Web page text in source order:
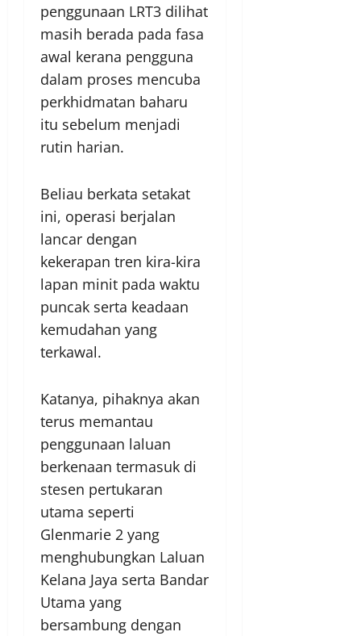
penggunaan LRT3 dilihat
masih berada pada fasa
awal kerana pengguna
dalam proses mencuba
perkhidmatan baharu
itu sebelum menjadi
rutin harian.
Beliau berkata setakat
ini, operasi berjalan
lancar dengan
kekerapan tren kira-kira
lapan minit pada waktu
puncak serta keadaan
kemudahan yang
terkawal.
Katanya, pihaknya akan
terus memantau
penggunaan laluan
berkenaan termasuk di
stesen pertukaran
utama seperti
Glenmarie 2 yang
menghubungkan Laluan
Kelana Jaya serta Bandar
Utama yang
bersambung dengan